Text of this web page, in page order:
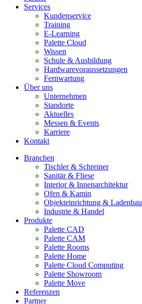
Services
Kundenservice
Training
E-Learning
Palette Cloud
Wissen
Schule & Ausbildung
Hardwarevoraussetzungen
Fernwartung
Über uns
Unternehmen
Standorte
Aktuelles
Messen & Events
Karriere
Kontakt
Branchen
Tischler & Schreiner
Sanitär & Fliese
Interior & Innenarchitektur
Ofen & Kamin
Objekteinrichtung & Ladenbau
Industrie & Handel
Produkte
Palette CAD
Palette CAM
Palette Rooms
Palette Home
Palette Cloud Computing
Palette Showroom
Palette Move
Referenzen
Partner